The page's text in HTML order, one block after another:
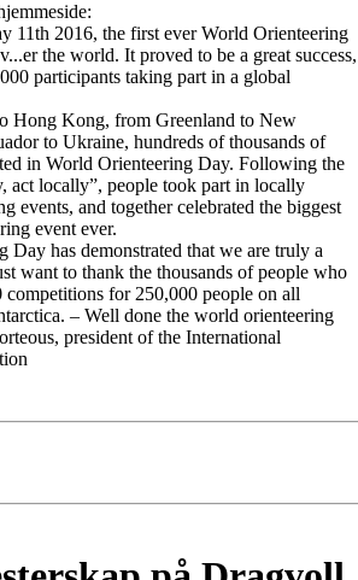
11th 2016, the first ever World Orienteering
...er the world. It proved to be a great success,
participants taking part in a global
Hong Kong, from Greenland to New
to Ukraine, hundreds of thousands of
in World Orienteering Day. Following the
act locally”, people took part in locally
events, and together celebrated the biggest
event ever.
Day has demonstrated that we are truly a
want to thank the thousands of people who
competitions for 250,000 people on all
– Well done the world orienteering
president of the International